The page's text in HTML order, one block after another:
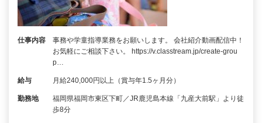
仕事内容
事務や学童指導業務をお願いします。 会社紹介動画配信中！
お気軽にご相談下さい。 https://v.classtream.jp/create-grou
p…
給与 月給240,000円以上（賞与年1.5ヶ月分）
勤務地
福岡県福岡市東区下町／JR鹿児島本線「九産大前駅」より徒
歩8分